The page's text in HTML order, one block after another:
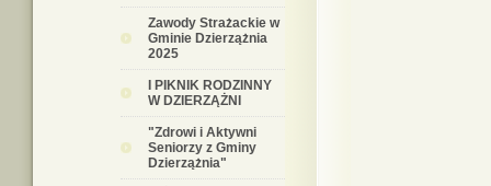
Zawody Strażackie w
Gminie Dzierzążnia
2025
I PIKNIK RODZINNY
W DZIERZĄŻNI
"Zdrowi i Aktywni
Seniorzy z Gminy
Dzierzążnia"